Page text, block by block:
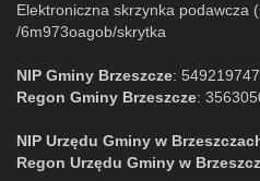
Elektroniczna skrzynka podawcza
/6m973oagob/skrytka
NIP Gminy Brzeszcze:
Regon Gminy Brzeszcze:
NIP Urzędu Gminy w
Regon Urzędu Gminy w